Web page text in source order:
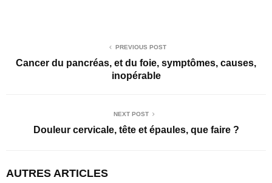
PREVIOUS POST
Cancer du pancréas, et du foie, symptômes, causes,
inopérable
NEXT POST
Douleur cervicale, tête et épaules, que faire ?
AUTRES ARTICLES